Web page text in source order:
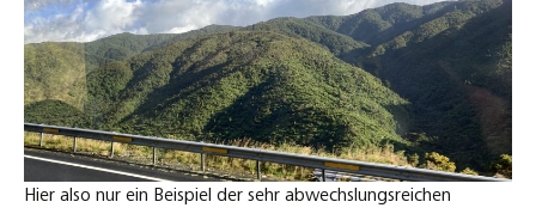
Hier also nur ein Beispiel der sehr abwechslungsreichen